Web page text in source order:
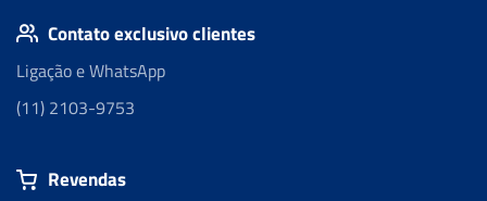
Contato exclusivo clientes
Ligação e WhatsApp
(11) 2103-9753
Revendas